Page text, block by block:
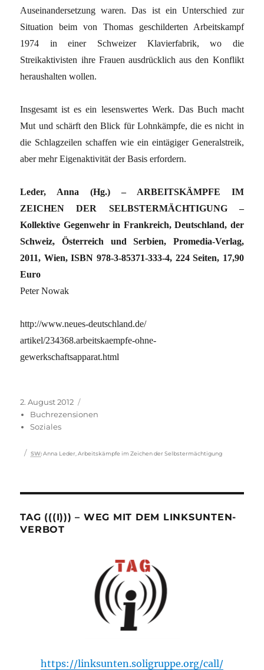
Auseinandersetzung waren. Das ist ein Unterschied zur
Situation beim von Thomas geschilderten Arbeitskampf
1974 in einer Schweizer Klavierfabrik, wo die
Streikaktivisten ihre Frauen ausdrücklich aus den Konflikt
heraushalten wollen.
Insgesamt ist es ein lesenswertes Werk. Das Buch macht
Mut und schärft den Blick für Lohnkämpfe, die es nicht in
die Schlagzeilen schaffen wie ein eintägiger Generalstreik,
aber mehr Eigenaktivität der Basis erfordern.
Leder, Anna (Hg.) – ARBEITSKÄMPFE IM
ZEICHEN DER SELBSTERMÄCHTIGUNG –
Kollektive Gegenwehr in Frankreich, Deutschland, der
Schweiz, Österreich und Serbien, Promedia-Verlag,
2011, Wien, ISBN 978-3-85371-333-4, 224 Seiten, 17,90
Euro
Peter Nowak
http://www.neues-deutschland.de/
artikel/234368.arbeitskaempfe-ohne-
gewerkschaftsapparat.html
Veröffentlicht
am
2. August 2012
Buchrezensionen
Soziales
Schlagwörter
SW: Anna Leder ,Arbeitskämpfe im Zeichen der Selbstermächtigung
TAG (((I))) – WEG MIT DEM LINKSUNTEN-
VERBOT
https://linksunten.soligruppe.org/call/